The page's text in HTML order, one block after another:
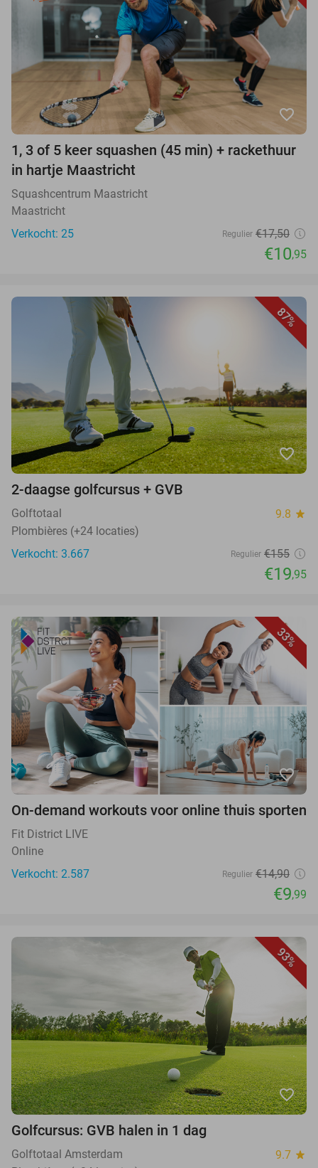
favorite_border
1, 3 of 5 keer squashen (45 min) + rackethuur
in hartje Maastricht
Squashcentrum Maastricht
Maastricht
Verkocht: 25
Regulier €17,50
€10,95
87%
favorite_border
2-daagse golfcursus + GVB
Golftotaal 9.8 star
Plombières (+24 locaties)
Verkocht: 3.667
Regulier €155
€19,95
33%
favorite_border
On-demand workouts voor online thuis sporten
Fit District LIVE
Online
Verkocht: 2.587
Regulier €14,90
€9,99
93%
favorite_border
Golfcursus: GVB halen in 1 dag
Golftotaal Amsterdam 9.7 star